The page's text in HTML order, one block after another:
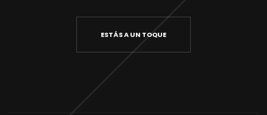
ESTÁS A UN TOQUE